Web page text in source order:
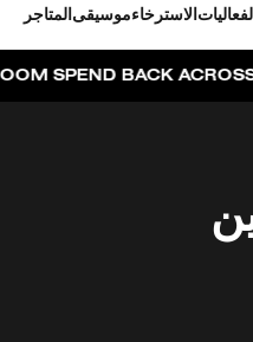
الفعاليات الاسترخاءموسيقى المتاجر
ACROSS THE RESORT|